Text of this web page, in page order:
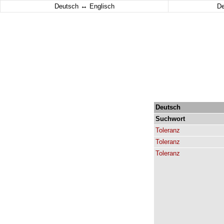
Deutsch ↔ Englisch
Deutsch
Suchwort
Toleranz
Toleranz
Toleranz